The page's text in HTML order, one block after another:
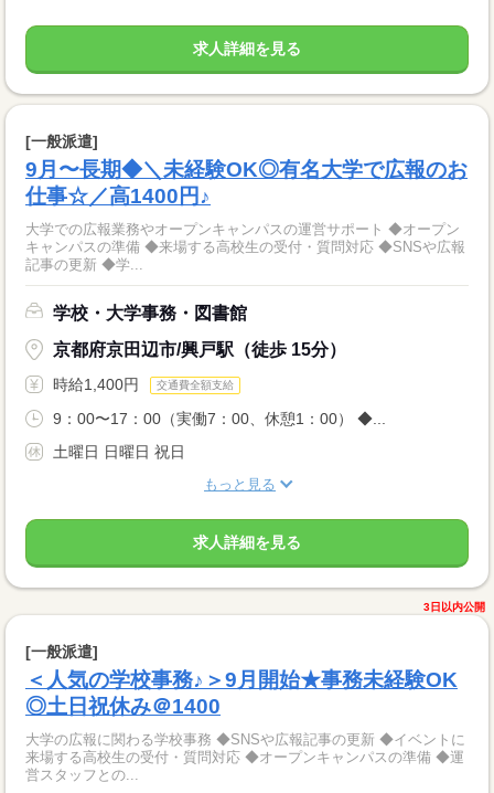
求人詳細を見る
[一般派遣]
9月〜長期◆＼未経験OK◎有名大学で広報のお
仕事☆／高1400円♪
大学での広報業務やオープンキャンパスの運営サポート ◆オープン
キャンパスの準備 ◆来場する高校生の受付・質問対応 ◆SNSや広報
記事の更新 ◆学...
学校・大学事務・図書館
京都府京田辺市/興戸駅（徒歩 15分）
時給1,400円 交通費全額支給
9：00〜17：00（実働7：00、休憩1：00） ◆...
土曜日 日曜日 祝日
もっと見る
求人詳細を見る
3日以内公開
[一般派遣]
＜人気の学校事務♪＞9月開始★事務未経験OK
◎土日祝休み＠1400
大学の広報に関わる学校事務 ◆SNSや広報記事の更新 ◆イベントに
来場する高校生の受付・質問対応 ◆オープンキャンパスの準備 ◆運
営スタッフとの...